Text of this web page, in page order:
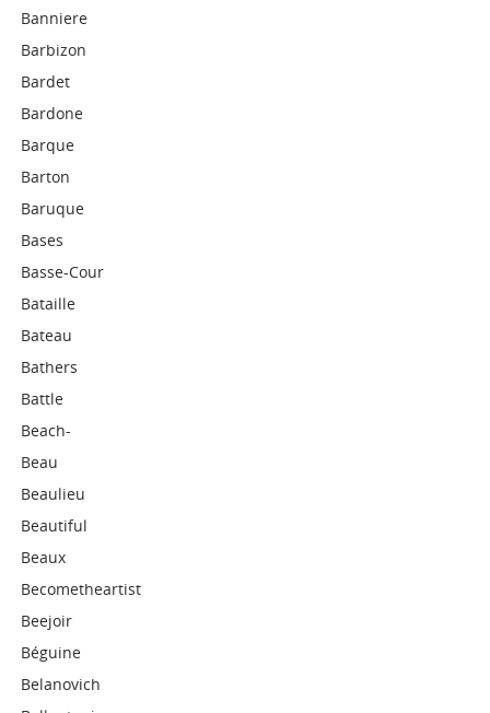
Banniere
Barbizon
Bardet
Bardone
Barque
Barton
Baruque
Bases
Basse-Cour
Bataille
Bateau
Bathers
Battle
Beach-
Beau
Beaulieu
Beautiful
Beaux
Becometheartist
Beejoir
Béguine
Belanovich